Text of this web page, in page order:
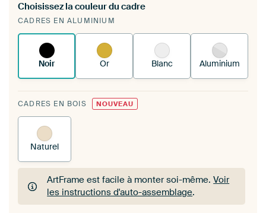
Vous tendez une nouvelle impression dans
votre cadre d'art existant
fonctionne.
Choisissez la couleur du cadre
CADRES EN ALUMINIUM
Noir Or Blanc Aluminium
CADRES EN BOIS NOUVEAU
Naturel
ArtFrame est facile à monter soi-même.Voir
les instructions d'auto-assemblage.